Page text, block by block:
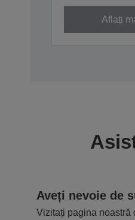
Aflați
Aveți nevoie de
Vizitați pagina noastră